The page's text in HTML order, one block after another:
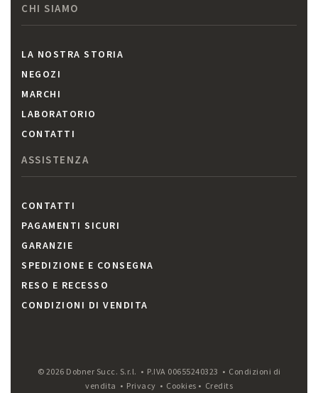
CHI SIAMO
LA NOSTRA STORIA
NEGOZI
MARCHI
LABORATORIO
CONTATTI
ASSISTENZA
CONTATTI
PAGAMENTI SICURI
GARANZIE
SPEDIZIONE E CONSEGNA
RESO E RECESSO
CONDIZIONI DI VENDITA
© 2026 Dobner Succ. S.r.l. • P.IVA 00655240323 • Condizioni di
vendita • Privacy • Cookies • Credits